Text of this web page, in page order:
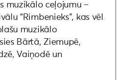
muzikālo ceļojumu –
“Rimbenieks”, kas vēl
muzikālo
Bārtā, Ziemupē,
Vaiņodē un